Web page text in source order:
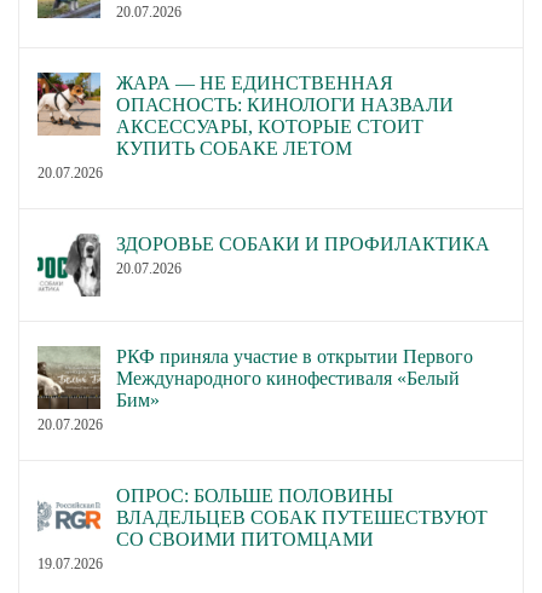
20.07.2026
ЖАРА — НЕ ЕДИНСТВЕННАЯ
ОПАСНОСТЬ: КИНОЛОГИ НАЗВАЛИ
АКСЕССУАРЫ, КОТОРЫЕ СТОИТ
КУПИТЬ СОБАКЕ ЛЕТОМ
20.07.2026
ЗДОРОВЬЕ СОБАКИ И ПРОФИЛАКТИКА
20.07.2026
РКФ приняла участие в открытии Первого
Международного кинофестиваля «Белый
Бим»
20.07.2026
ОПРОС: БОЛЬШЕ ПОЛОВИНЫ
ВЛАДЕЛЬЦЕВ СОБАК ПУТЕШЕСТВУЮТ
СО СВОИМИ ПИТОМЦАМИ
19.07.2026